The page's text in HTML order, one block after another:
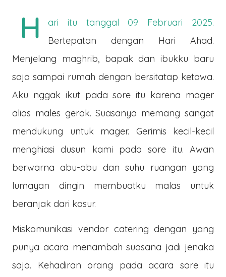
H
ari itu tanggal 09 Februari 2025.
Bertepatan dengan Hari Ahad.
Menjelang maghrib, bapak dan ibukku baru
saja sampai rumah dengan bersitatap ketawa.
Aku nggak ikut pada sore itu karena mager
alias males gerak. Suasanya memang sangat
mendukung untuk mager. Gerimis kecil-kecil
menghiasi dusun kami pada sore itu. Awan
berwarna abu-abu dan suhu ruangan yang
lumayan dingin membuatku malas untuk
beranjak dari kasur.
Miskomunikasi vendor catering dengan yang
punya acara menambah suasana jadi jenaka
saja. Kehadiran orang pada acara sore itu